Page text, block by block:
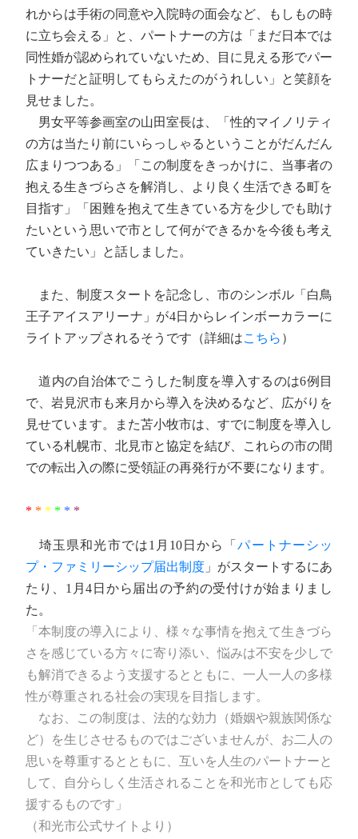
れからは手術の同意や入院時の面会など、もしもの時
に立ち会える」と、パートナーの方は「まだ日本では
同性婚が認められていないため、目に見える形でパー
トナーだと証明してもらえたのがうれしい」と笑顔を
見せました。
男女平等参画室の山田室長は、「性的マイノリティ
の方は当たり前にいらっしゃるということがだんだん
広まりつつある」「この制度をきっかけに、当事者の
抱える生きづらさを解消し、より良く生活できる町を
目指す」「困難を抱えて生きている方を少しでも助け
たいという思いで市として何ができるかを今後も考え
ていきたい」と話しました。
また、制度スタートを記念し、市のシンボル「白鳥
王子アイスアリーナ」が4日からレインボーカラーに
ライトアップされるそうです（詳細はこちら ）
道内の自治体でこうした制度を導入するのは6例目
で、岩見沢市も来月から導入を決めるなど、広がりを
見せています。また苫小牧市は、すでに制度を導入し
ている札幌市、北見市と協定を結び、これらの市の間
での転出入の際に受領証の再発行が不要になります。
* * * * * *
埼玉県和光市では1月10日から「パートナーシッ
プ・ファミリーシップ届出制度 」がスタートするにあ
たり、1月4日から届出の予約の受付けが始まりまし
た。
「本制度の導入により、様々な事情を抱えて生きづら
さを感じている方々に寄り添い、悩みは不安を少しで
も解消できるよう支援するとともに、一人一人の多様
性が尊重される社会の実現を目指します。
なお、この制度は、法的な効力（婚姻や親族関係な
ど）を生じさせるものではございませんが、お二人の
思いを尊重するとともに、互いを人生のパートナーと
して、自分らしく生活されることを和光市としても応
援するものです」
（和光市公式サイトより）